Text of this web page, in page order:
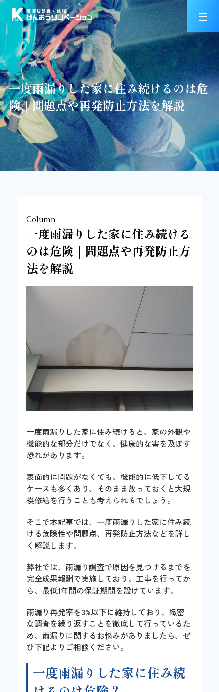
一度雨漏りした家に住み続けるのは危
険｜問題点や再発防止方法を解説
Column
一度雨漏りした家に住み続ける
のは危険｜問題点や再発防止方
法を解説
一度雨漏りした家に住み続けると、家の外観や
機能的な部分だけでなく、健康的な害を及ぼす
恐れがあります。
表面的に問題がなくても、機能的に低下してる
ケースも多くあり、そのまま放っておくと大規
模修繕を行うことも考えられるでしょう。
そこで本記事では、一度雨漏りした家に住み続
ける危険性や問題点、再発防止方法などを詳し
く解説します。
弊社では、雨漏り調査で原因を見つけるまでを
完全成果報酬で実施しており、工事を行ってか
ら、最低1年間の保証期間を設けています。
雨漏り再発率を3%以下に維持しており、緻密
な調査を繰り返すことを徹底して行っているた
め、雨漏りに関するお悩みがありましたら、ぜ
ひ下記よりご相談ください。
一度雨漏りした家に住み続